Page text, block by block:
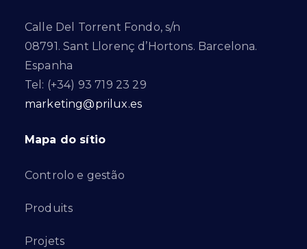
Calle Del Torrent Fondo, s/n
08791. Sant Llorenç d’Hortons. Barcelona.
Espanha
Tel: (+34) 93 719 23 29
marketing@prilux.es
Mapa do sítio
Controlo e gestão
Produits
Projets